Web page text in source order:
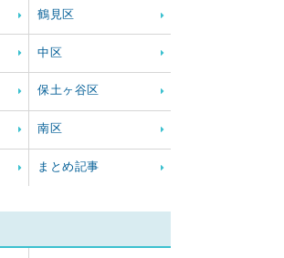
鶴見区
中区
保土ヶ谷区
南区
まとめ記事